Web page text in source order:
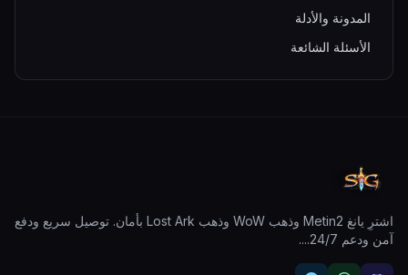
المدونة والأدلة
الأسئلة الشائعة
اشترِ يانغ Metin2 وذهب WoW وذهب Lost Ark بأمان. توصيل سريع ودفع
آمن ودعم 24/7.
...